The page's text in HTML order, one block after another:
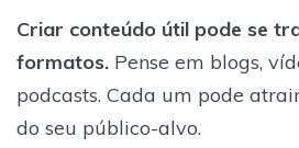
Criar conteúdo útil pode se
formatos. Pense em blogs,
podcasts. Cada um pode
do seu público-alvo.